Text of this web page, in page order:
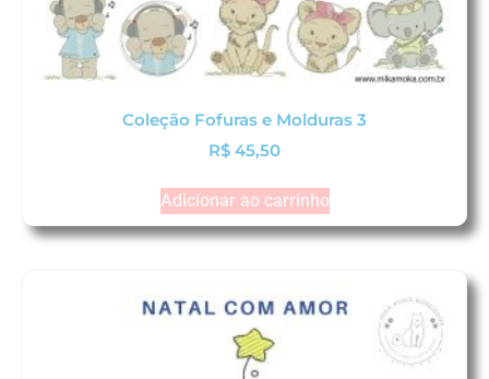
Coleção Fofuras e Molduras 3
R$ 45,50
Adicionar ao carrinho